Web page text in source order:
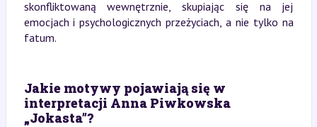
skonfliktowaną wewnętrznie, skupiając się na jej
emocjach i psychologicznych przeżyciach, a nie tylko na
fatum.
Jakie motywy pojawiają się w
interpretacji Anna Piwkowska
„Jokasta”?